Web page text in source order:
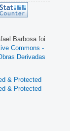
Barbosa foi
Commons -
Derivadas